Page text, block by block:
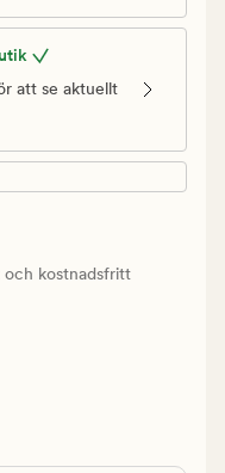
att se aktuellt
och kostnadsfritt